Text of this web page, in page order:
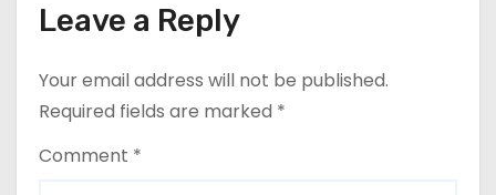
n
Leave a Reply
Your email address will not be published.
Required fields are marked *
Comment *